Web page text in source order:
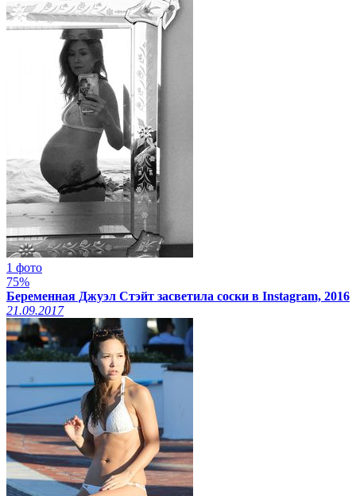
1 фото
75%
Беременная Джуэл Стэйт засветила соски в Instagram, 2016
21.09.2017